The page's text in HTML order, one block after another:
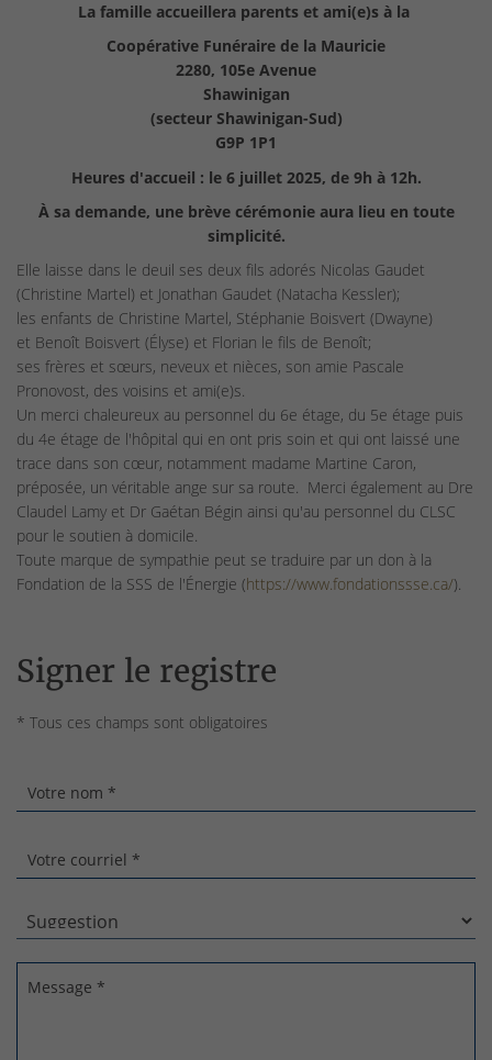
La famille accueillera parents et ami(e)s à la
Coopérative Funéraire de la Mauricie
2280, 105e Avenue
Shawinigan
(secteur Shawinigan-Sud)
G9P 1P1
Heures d'accueil : le 6 juillet 2025, de 9h à 12h.
À sa demande, une brève cérémonie aura lieu en toute
simplicité.
Elle laisse dans le deuil ses deux fils adorés Nicolas Gaudet
(Christine Martel) et Jonathan Gaudet (Natacha Kessler);
les enfants de Christine Martel, Stéphanie Boisvert (Dwayne)
et Benoît Boisvert (Élyse) et Florian le fils de Benoît;
ses frères et sœurs, neveux et nièces, son amie Pascale
Pronovost, des voisins et ami(e)s.
Un merci chaleureux au personnel du 6e étage, du 5e étage puis
du 4e étage de l'hôpital qui en ont pris soin et qui ont laissé une
trace dans son cœur, notamment madame Martine Caron,
préposée, un véritable ange sur sa route. Merci également au Dre
Claudel Lamy et Dr Gaétan Bégin ainsi qu'au personnel du CLSC
pour le soutien à domicile.
Toute marque de sympathie peut se traduire par un don à la
Fondation de la SSS de l'Énergie (https://www.fondationssse.ca/).
Signer le registre
* Tous ces champs sont obligatoires
Votre nom *
Votre courriel *
Message *